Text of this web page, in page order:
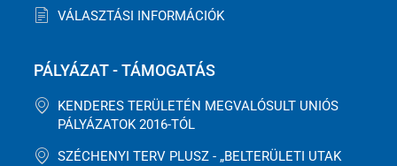
VÁLASZTÁSI INFORMÁCIÓK
PÁLYÁZAT - TÁMOGATÁS
KENDERES TERÜLETÉN MEGVALÓSULT UNIÓS
PÁLYÁZATOK 2016-TÓL
SZÉCHENYI TERV PLUSZ - „BELTERÜLETI UTAK